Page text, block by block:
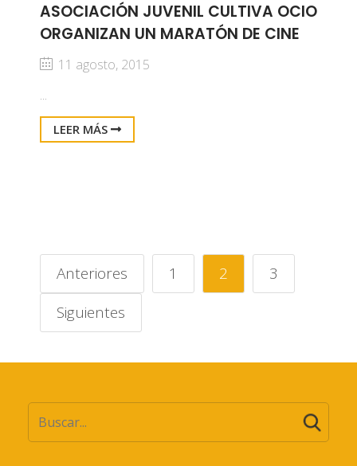
ASOCIACIÓN JUVENIL CULTIVA OCIO
ORGANIZAN UN MARATÓN DE CINE
11 agosto, 2015
...
LEER MÁS
Anteriores 1 2
3
Siguientes